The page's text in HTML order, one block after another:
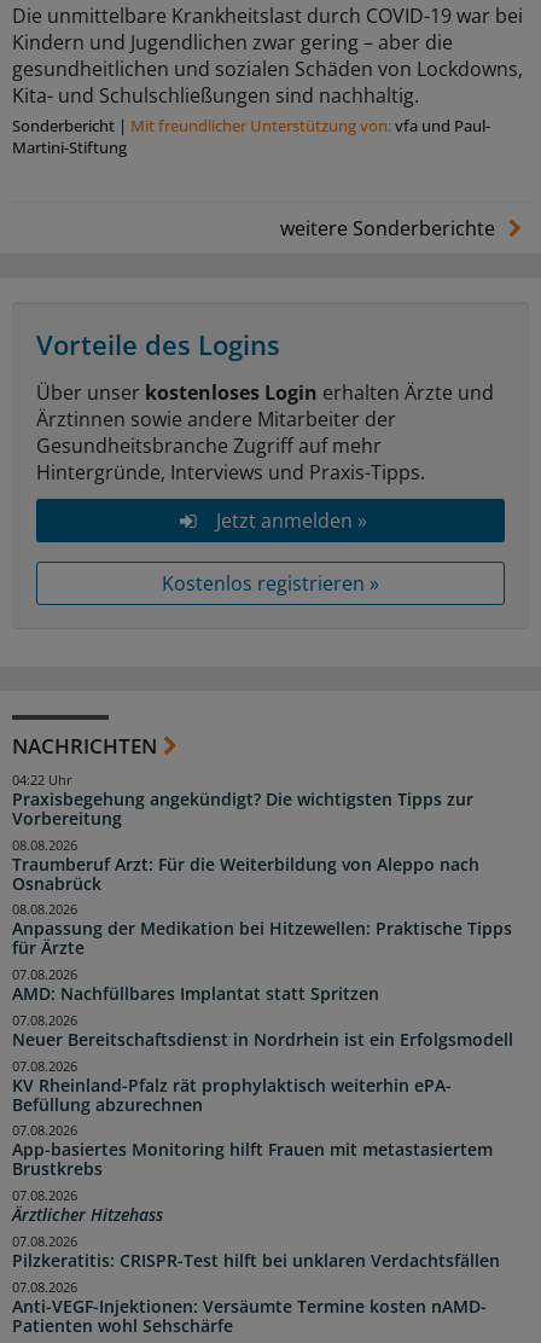
Die unmittelbare Krankheitslast durch COVID-19 war bei
Kindern und Jugendlichen zwar gering – aber die
gesundheitlichen und sozialen Schäden von Lockdowns,
Kita- und Schulschließungen sind nachhaltig.
Sonderbericht | Mit freundlicher Unterstützung von:vfa und Paul-
Martini-Stiftung
weitere Sonderberichte
Vorteile des Logins
Über unser kostenloses Login erhalten Ärzte und
Ärztinnen sowie andere Mitarbeiter der
Gesundheitsbranche Zugriff auf mehr
Hintergründe, Interviews und Praxis-Tipps.
Jetzt anmelden »
Kostenlos registrieren »
NACHRICHTEN
Praxisbegehung angekündigt? Die wichtigsten Tipps zur
Vorbereitung
04:22 Uhr
Traumberuf Arzt: Für die Weiterbildung von Aleppo nach
Osnabrück
08.08.2026
Anpassung der Medikation bei Hitzewellen: Praktische Tipps
für Ärzte
08.08.2026
AMD: Nachfüllbares Implantat statt Spritzen
07.08.2026
Neuer Bereitschaftsdienst in Nordrhein ist ein Erfolgsmodell
07.08.2026
KV Rheinland-Pfalz rät prophylaktisch weiterhin ePA-
Befüllung abzurechnen
07.08.2026
App-basiertes Monitoring hilft Frauen mit metastasiertem
Brustkrebs
07.08.2026
Ärztlicher Hitzehass
07.08.2026
Pilzkeratitis: CRISPR-Test hilft bei unklaren Verdachtsfällen
07.08.2026
Anti-VEGF-Injektionen: Versäumte Termine kosten nAMD-
Patienten wohl Sehschärfe
07.08.2026